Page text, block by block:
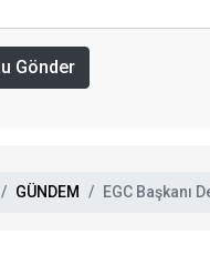
Gönder
GÜNDEM EGC Başkanı